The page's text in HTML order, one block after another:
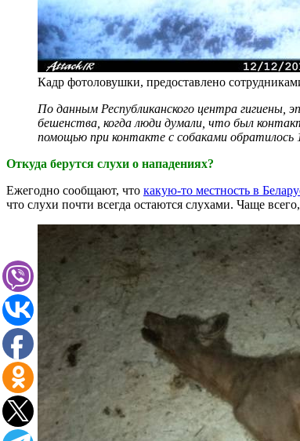
Кадр фотоловушки, предоставлено
По данным Республиканского центра гигиены,
бешенства, когда люди думали, что был
помощью при контакте с собаками обратилось
Откуда берутся слухи о нападениях?
Ежегодно сообщают, что какую-то местность в
что слухи почти всегда остаются слухами. Чаще